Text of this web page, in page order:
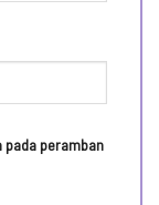
pada peramban